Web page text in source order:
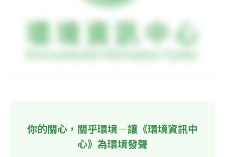
你的關心，關乎環境—讓《環境資訊中
心》為環境發聲